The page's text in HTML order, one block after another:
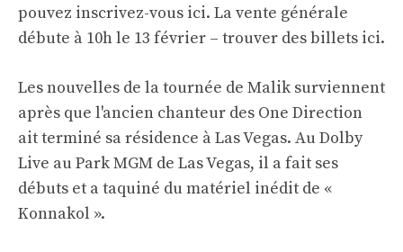
pouvez inscrivez-vous ici. La vente générale
débute à 10h le 13 février – trouver des billets ici.
Les nouvelles de la tournée de Malik surviennent
après que l'ancien chanteur des One Direction
ait terminé sa résidence à Las Vegas. Au Dolby
Live au Park MGM de Las Vegas, il a fait ses
débuts et a taquiné du matériel inédit de «
Konnakol ».